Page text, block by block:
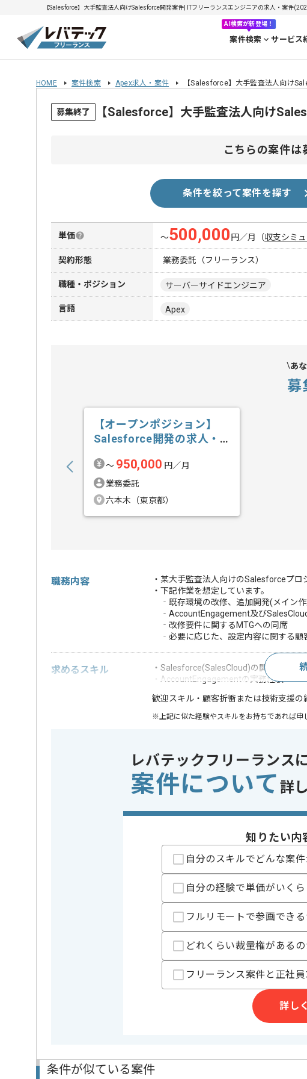
【Salesforce】大手監査法人向けSalesforce開発案件| ITフリーランスエンジニアの求人・案件
AI検索が新登場！
案件検索 サービス
HOME 案件検索 Apex求人・案件 【Salesforce】大手監査法人向け
募集終了 【Salesforce】大手監査法人向け
こちらの案件は
条件を絞って案件を探す
単価 〜500,000 円／月 （収支シミ
契約形態 業務委託（フリーランス）
職種・ポジション サーバーサイドエンジニア
言語 Apex
あ
募
【オープンポジション】
Salesforce開発の求人・
〜 950,000 円／月
業務委託
六本木（東京都）
職務内容
・某大手監査法人向けのSalesforceプロ
・下記作業を想定しています。
‐既存環境の改修、追加開発(メイン
‐AccountEngagement及び
‐改修要件に関するMTGへの同席
‐必要に応じた、設定内容に関する顧
求めるスキル
・Salesforce(SalesCloud)の開発経験
・AccountEngagementの実務経験
歓迎スキル ・顧客折衝または技術支援の
※上記に似た経験やスキルをお持ちであれば申
業務内容
追加開発
特徴
30代活躍中 , 急募
精算条件
有
支払いサイト
15日
Salesforceのカスタマイズ開発および運用のサービスを中心に展
130％前後の成長を続けている企業です。
最先端の技術に触れながらスキルアップが可能で、
基本的には一部リモートでの作業を見込んでおります。
レバテックフリーランス
案件について 詳
知りたい内
自分のスキルでどんな案
自分の経験で単価がいく
フルリモートで参画でき
どれくらい裁量権がある
フリーランス案件と正社
詳し
条件が似ている案件